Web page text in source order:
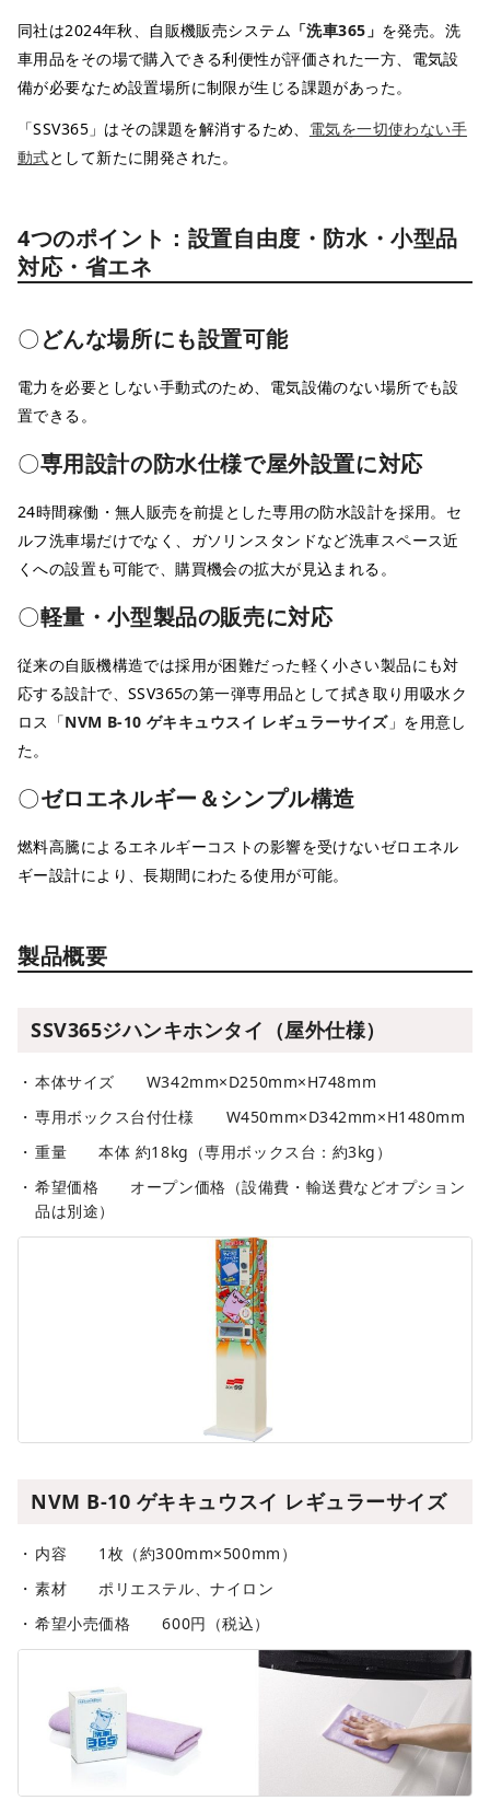
同社は2024年秋、自販機販売システム 「洗車365」 を発売。洗
車用品をその場で購入できる利便性が評価された一方、電気設
備が必要なため設置場所に制限が生じる課題があった。
「SSV365」はその課題を解消するため、 電気を一切使わない手
動式として新たに開発された。
4つのポイント：設置自由度・防水・小型品
対応・省エネ
〇どんな場所にも設置可能
電力を必要としない手動式のため、電気設備のない場所でも設
置できる。
〇専用設計の防水仕様で屋外設置に対応
24時間稼働・無人販売を前提とした専用の防水設計を採用。セ
ルフ洗車場だけでなく、ガソリンスタンドなど洗車スペース近
くへの設置も可能で、購買機会の拡大が見込まれる。
〇軽量・小型製品の販売に対応
従来の自販機構造では採用が困難だった軽く小さい製品にも対
応する設計で、SSV365の第一弾専用品として拭き取り用吸水ク
ロス「NVM B-10 ゲキキュウスイ レギュラーサイズ」を用意し
た。
〇ゼロエネルギー＆シンプル構造
燃料高騰によるエネルギーコストの影響を受けないゼロエネル
ギー設計により、長期間にわたる使用が可能。
製品概要
SSV365ジハンキホンタイ（屋外仕様）
本体サイズ W342mm×D250mm×H748mm
専用ボックス台付仕様 W450mm×D342mm×H1480mm
重量 本体 約18kg（専用ボックス台：約3kg）
希望価格 オープン価格（設備費・輸送費などオプション
品は別途）
NVM B-10 ゲキキュウスイ レギュラーサイズ
内容 1枚（約300mm×500mm）
素材 ポリエステル、ナイロン
希望小売価格 600円（税込）